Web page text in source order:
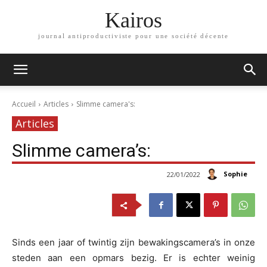
Kairos
journal antiproductiviste pour une société décente
Accueil Articles Slimme camera's:
Articles
Slimme camera’s:
Sophie
22/01/2022
Sinds een jaar of twintig zijn bewakingscamera’s in onze
steden aan een opmars bezig. Er is echter weinig